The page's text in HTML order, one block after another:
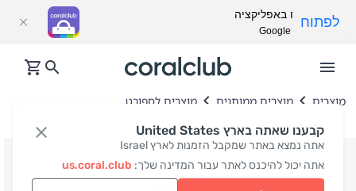
קבענו שאתה בארץ United States
אתה נמצא באתר שמקבל הזמנות לארץ Israel
אתה יכול להיכנס לאתר עבור המדינה שלך: us.coral.club
מוצרים מוצרים ממותגים מוצרים לספורט
פתח באפליקציה
Google Play
לפתוח